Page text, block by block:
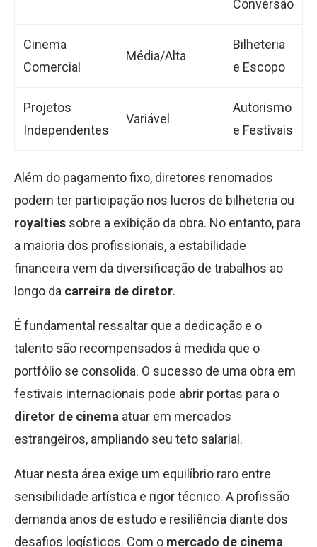
Conversão
Cinema
Comercial
Média/Alta
Bilheteria
e Escopo
Projetos
Independentes
Variável
Autorismo
e Festivais
Além do pagamento fixo, diretores renomados
podem ter participação nos lucros de bilheteria ou
royalties sobre a exibição da obra. No entanto, para
a maioria dos profissionais, a estabilidade
financeira vem da diversificação de trabalhos ao
longo da carreira de diretor.
É fundamental ressaltar que a dedicação e o
talento são recompensados à medida que o
portfólio se consolida. O sucesso de uma obra em
festivais internacionais pode abrir portas para o
diretor de cinema atuar em mercados
estrangeiros, ampliando seu teto salarial.
Atuar nesta área exige um equilíbrio raro entre
sensibilidade artística e rigor técnico. A profissão
demanda anos de estudo e resiliência diante dos
desafios logísticos. Com o mercado de cinema